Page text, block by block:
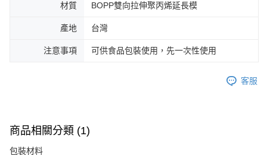
材質 BOPP雙向拉伸聚丙烯延長模
產地 台灣
注意事項 可供食品包裝使用，先一次性使用
客服
商品相關分類 (1)
包裝材料